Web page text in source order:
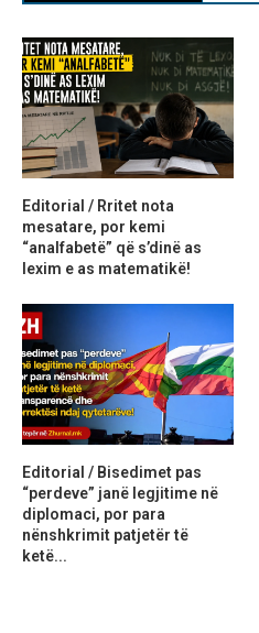
Editorial / Rritet nota
mesatare, por kemi
“analfabetë” që s’dinë as
lexim e as matematikë!
Editorial / Bisedimet pas
“perdeve” janë legjitime në
diplomaci, por para
nënshkrimit patjetër të
ketë...